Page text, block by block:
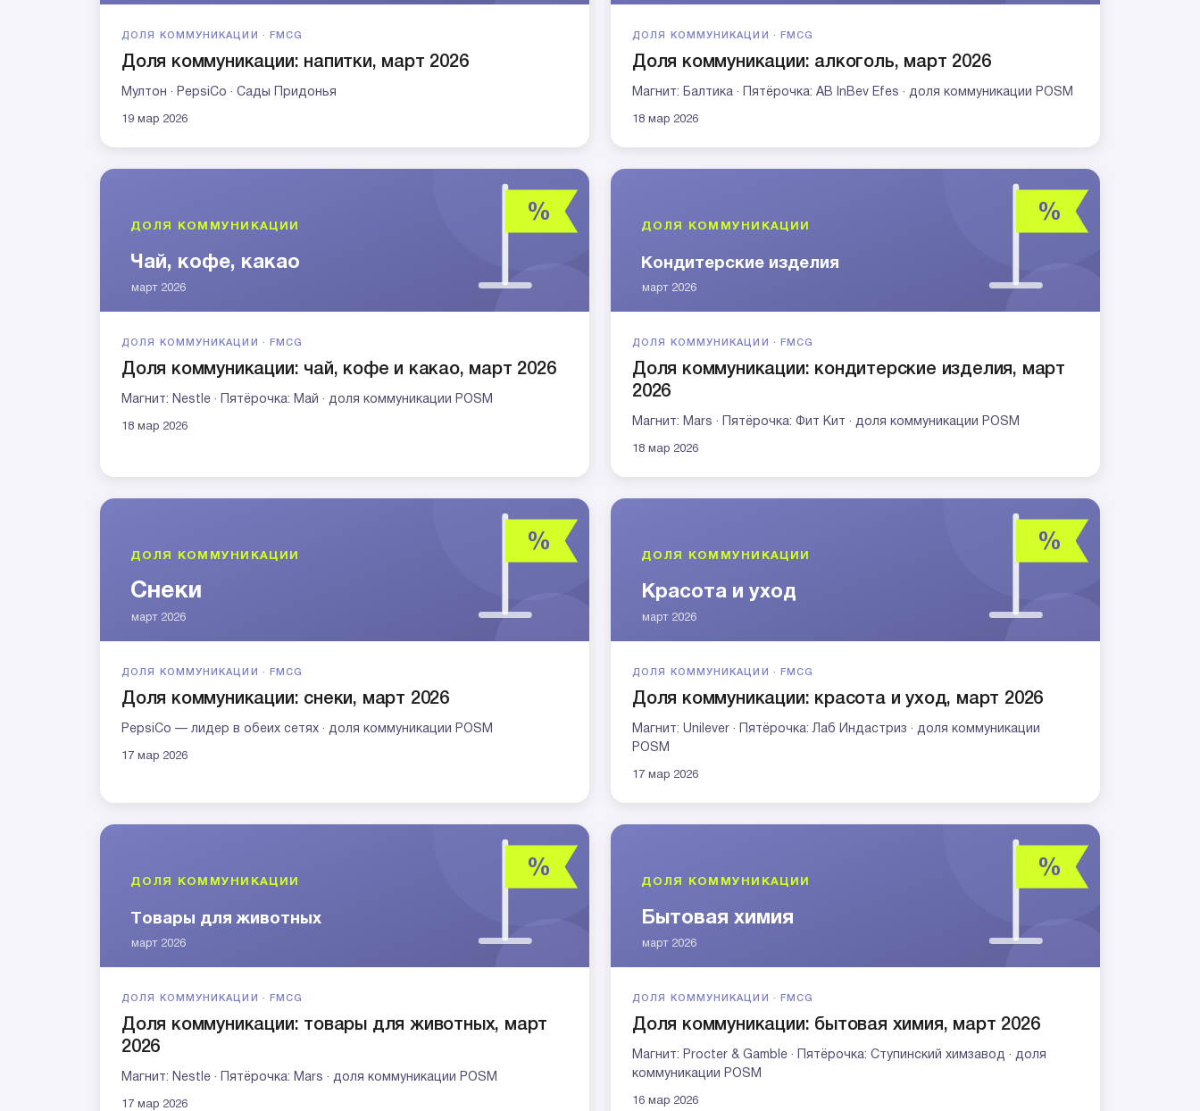
ДОЛЯ КОММУНИКАЦИИ · FMCG
Доля коммуникации: напитки, март 2026
Мултон · PepsiCo · Сады Придонья
19 мар 2026
ДОЛЯ КОММУНИКАЦИИ · FMCG
Доля коммуникации: алкоголь, март 2026
Магнит: Балтика · Пятёрочка: AB InBev Efes · доля коммуникации POSM
18 мар 2026
ДОЛЯ КОММУНИКАЦИИ · FMCG
Доля коммуникации: чай, кофе и какао, март 2026
Магнит: Nestle · Пятёрочка: Май · доля коммуникации POSM
18 мар 2026
ДОЛЯ КОММУНИКАЦИИ · FMCG
Доля коммуникации: кондитерские изделия, март
2026
Магнит: Mars · Пятёрочка: Фит Кит · доля коммуникации POSM
18 мар 2026
ДОЛЯ КОММУНИКАЦИИ · FMCG
Доля коммуникации: снеки, март 2026
PepsiCo — лидер в обеих сетях · доля коммуникации POSM
17 мар 2026
ДОЛЯ КОММУНИКАЦИИ · FMCG
Доля коммуникации: красота и уход, март 2026
Магнит: Unilever · Пятёрочка: Лаб Индастриз · доля коммуникации
POSM
17 мар 2026
ДОЛЯ КОММУНИКАЦИИ · FMCG
Доля коммуникации: товары для животных, март
2026
Магнит: Nestle · Пятёрочка: Mars · доля коммуникации POSM
17 мар 2026
ДОЛЯ КОММУНИКАЦИИ · FMCG
Доля коммуникации: бытовая химия, март 2026
Магнит: Procter & Gamble · Пятёрочка: Ступинский химзавод · доля
коммуникации POSM
16 мар 2026